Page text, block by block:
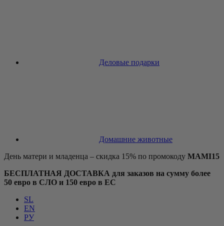
Деловые подарки
Домашние животные
День матери и младенца – скидка 15% по промокоду MAMI15
БЕСПЛАТНАЯ ДОСТАВКА для заказов на сумму более
50 евро в СЛО и 150 евро в ЕС
SL
EN
РУ